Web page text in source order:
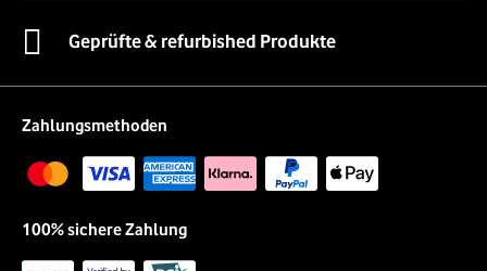
Geprüfte & refurbished Produkte
Zahlungsmethoden
100% sichere Zahlung